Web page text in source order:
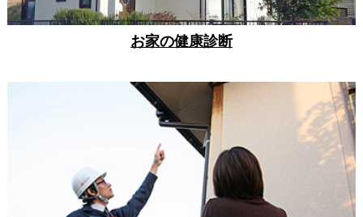
お家の健康診断